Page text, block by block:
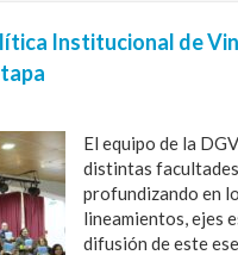
Institucional de
El equipo de la
distintas
profundizando en
lineamientos, ejes
difusión de este